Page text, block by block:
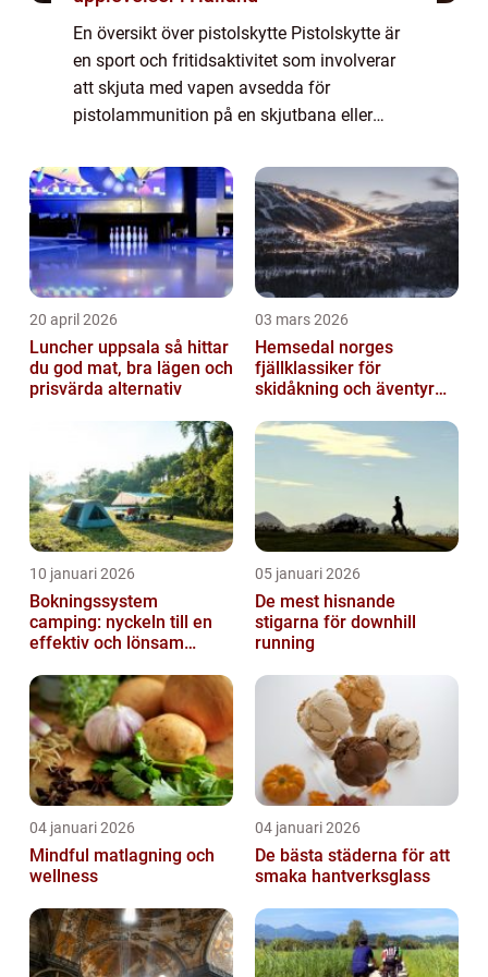
En översikt över pistolskytte Pistolskytte är
en sport och fritidsaktivitet som involverar
att skjuta med vapen avsedda för
pistolammunition på en skjutbana eller
aktivitet bland upplevelsejägare och erbjuder
...
20 april 2026
Luncher uppsala så hittar
du god mat, bra lägen och
prisvärda alternativ
03 mars 2026
Hemsedal norges
fjällklassiker för
skidåkning och äventyr
10 januari 2026
Bokningssystem
camping: nyckeln till en
effektiv och lönsam
05 januari 2026
De mest hisnande
stigarna för downhill
running
04 januari 2026
Mindful matlagning och
wellness
04 januari 2026
De bästa städerna för att
smaka hantverksglass